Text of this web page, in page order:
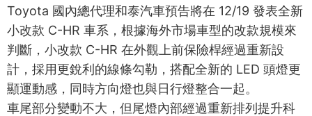
Toyota 國內總代理和泰汽車預告將在 12/19 發表全新
小改款 C-HR 車系，根據海外市場車型的改款規模來
判斷，小改款 C-HR 在外觀上前保險桿經過重新設
計，採用更銳利的線條勾勒，搭配全新的 LED 頭燈更
顯運動感，同時方向燈也與日行燈整合一起。
車尾部分變動不大，但尾燈內部經過重新排列提升科